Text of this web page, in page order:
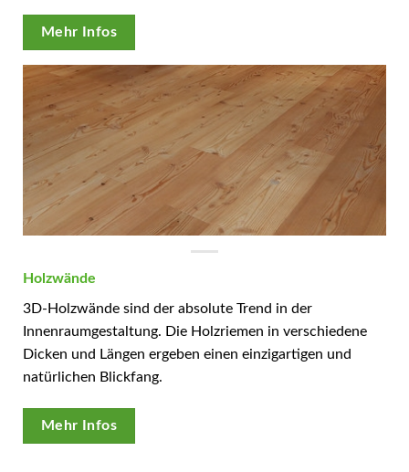
Mehr Infos
Holzwände
3D-Holzwände sind der absolute Trend in der
Innenraumgestaltung. Die Holzriemen in verschiedene
Dicken und Längen ergeben einen einzigartigen und
natürlichen Blickfang.
Mehr Infos